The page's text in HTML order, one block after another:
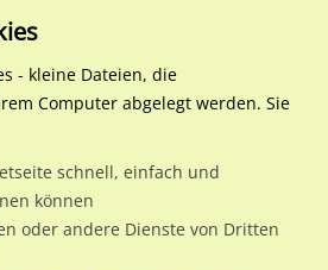
Niedersachsen
Wilhelmshaven, Stadt
Ernst-Barlach-Str. 3 / Si.
Stadt
- kleine Dateien, die
Computer abgelegt werden. Sie
schnell, einfach und
können
oder andere Dienste von Dritten